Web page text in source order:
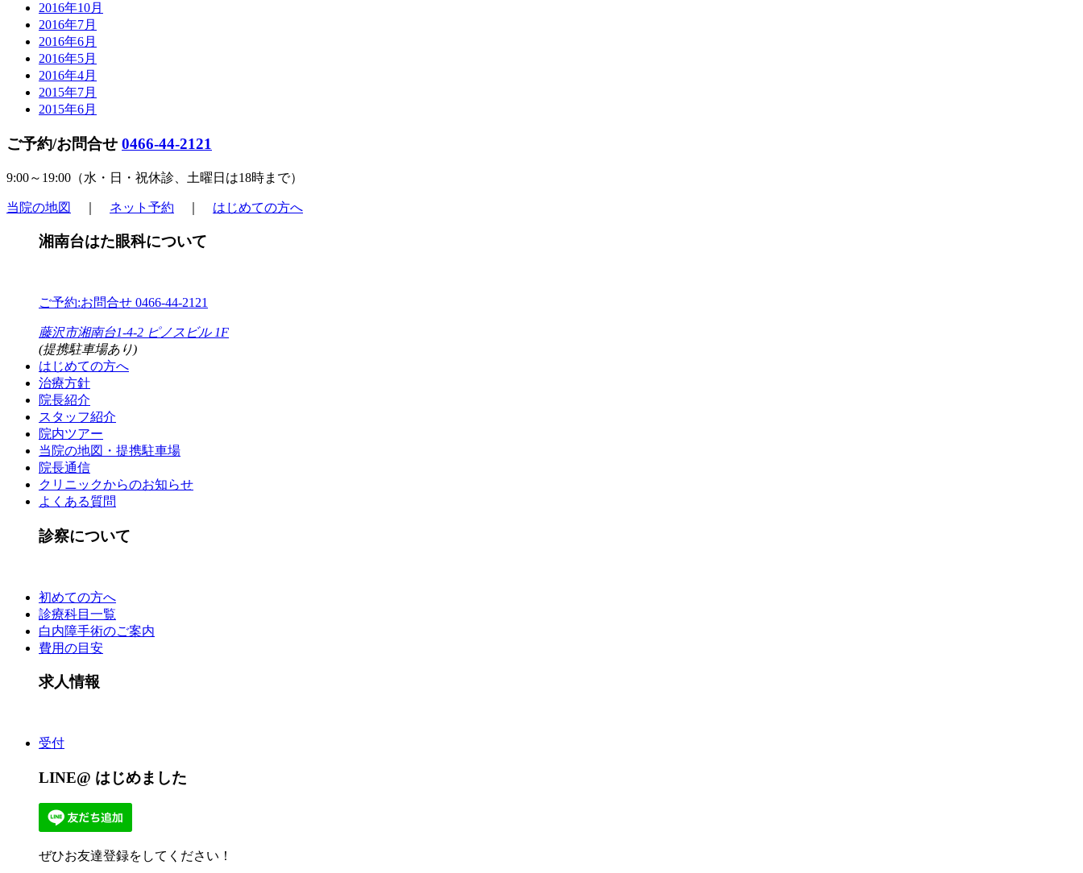
2016年10月
2016年7月
2016年6月
2016年5月
2016年4月
2015年7月
2015年6月
ご予約/お問合せ 0466-44-2121
9:00～19:00（水・日・祝休診 、土曜日は18時まで）
当院の地図 ネット予約 はじめての方へ
湘南台はた眼科について
ご予約:お問合せ 0466-44-2121
藤沢市湘南台1-4-2 ピノスビル 1F
(提携駐車場あり)
はじめての方へ
治療方針
院長紹介
スタッフ紹介
院内ツアー
当院の地図・提携駐車場
院長通信
クリニックからのお知らせ
よくある質問
診察について
初めての方へ
診療科目一覧
白内障手術のご案内
費用の目安
求人情報
受付
LINE@ はじめました
ぜひお友達登録をしてください！